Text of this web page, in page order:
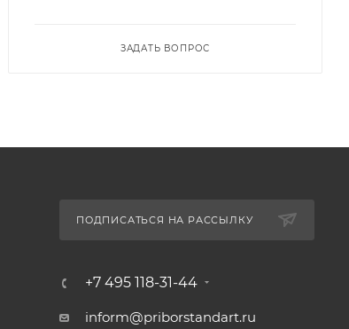
ЗАДАТЬ ВОПРОС
ПОДПИСАТЬСЯ НА РАССЫЛКУ
+7 495 118-31-44
inform@priborstandart.ru